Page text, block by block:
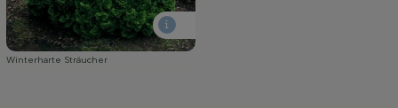
Winterharte Sträucher